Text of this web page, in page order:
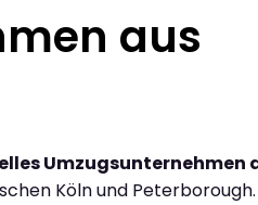
aus
Umzugsunternehmen
Köln und